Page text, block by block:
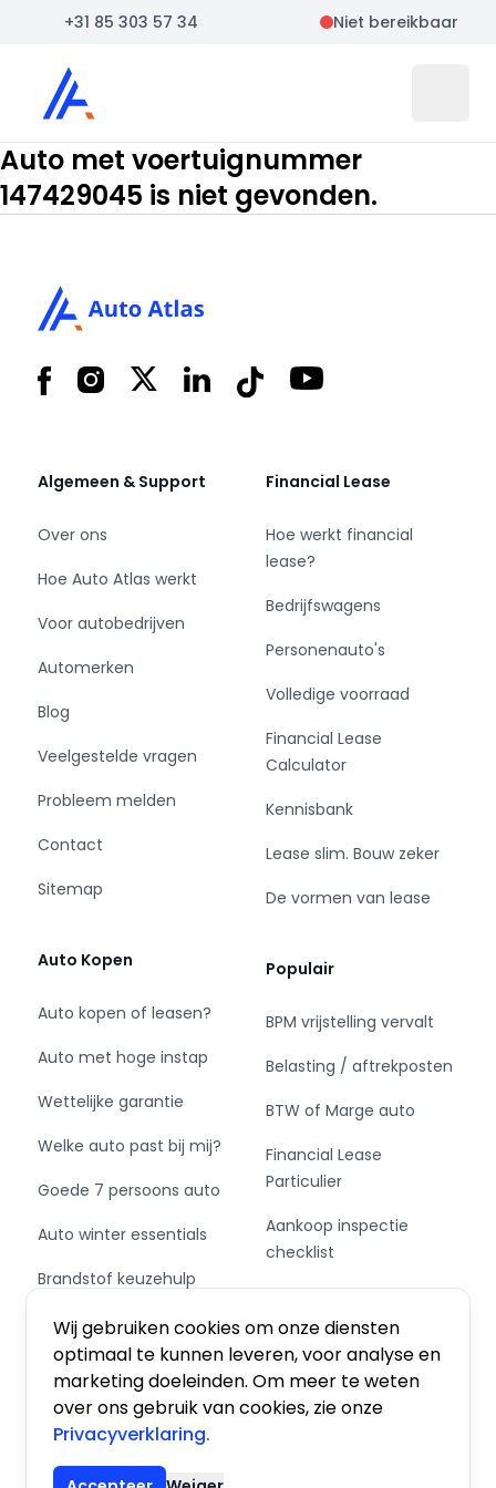
Wij gebruiken cookies om onze diensten
optimaal te kunnen leveren, voor analyse en
marketing doeleinden. Om meer te weten
over ons gebruik van cookies, zie onze
Privacyverklaring.
+31 85 303 57 34 Niet bereikbaar
Auto Atlas
Auto met voertuignummer
147429045 is niet gevonden.
FacebookInstagram
X LinkedInTiktok YouTube
Algemeen & Support
Over ons
Hoe Auto Atlas werkt
Voor autobedrijven
Automerken
Blog
Veelgestelde vragen
Probleem melden
Contact
Sitemap
Auto Kopen
Auto kopen of leasen?
Auto met hoge instap
Wettelijke garantie
Welke auto past bij mij?
Goede 7 persoons auto
Auto winter essentials
Brandstof keuzehulp
Schakel of automaat?
Financial Lease
Hoe werkt financial
lease?
Bedrijfswagens
Personenauto's
Volledige voorraad
Financial Lease
Calculator
Kennisbank
Lease slim. Bouw zeker
De vormen van lease
Populair
BPM vrijstelling vervalt
Belasting / aftrekposten
BTW of Marge auto
Financial Lease
Particulier
Aankoop inspectie
checklist
Private Leasen,
Financieren of Kopen?